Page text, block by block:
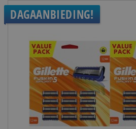
DAGAANBIEDING!